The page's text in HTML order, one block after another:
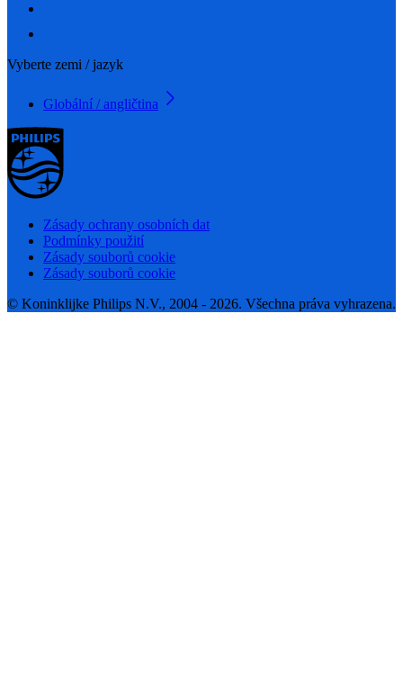
Vyberte zemi / jazyk
Globální / angličtina
Zásady ochrany osobních dat
Podmínky použití
Zásady souborů cookie
Zásady souborů cookie
© Koninklijke Philips N.V., 2004 - 2026. Všechna práva vyhrazena.